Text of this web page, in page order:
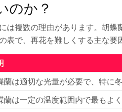
のか？
は複数の理由があります。胡
表で、再花を難しくする主な要
蘭は適切な光量が必要で、特に
蘭は一定の温度範囲内で最もよ